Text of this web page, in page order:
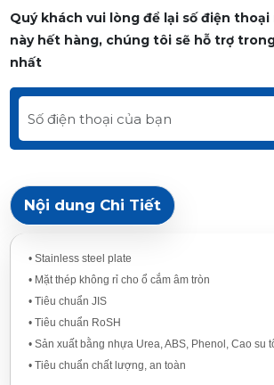
Quý khách vui lòng để lại số điện thoại
này hết hàng, chúng tôi sẽ hỗ trợ
nhất
Nội dung Chi Tiết
• Stainless steel plate
• Mặt thép không rỉ cho ổ cắm âm tròn
• Tiêu chuẩn JIS
• Tiêu chuẩn RoSH
• Sản xuất bằng nhựa Urea, ABS, Phenol, Cao su
• Tiêu chuẩn chất lượng, an toàn